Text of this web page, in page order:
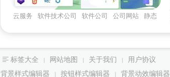
云服务 软件技术公司 软件公司 公司网站
静态
标签大全 | 网站地图 | 关于我们 |
用户协议
背景样式编辑器
| 按钮样式编辑器 | 背景动效编辑器